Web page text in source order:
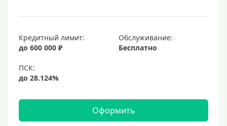
Platinum
Золотые
Черные
Виртуальные
С бонусами
Кредитный лимит:
до 600 000 ₽
Обслуживание:
Бесплатно
Оформить